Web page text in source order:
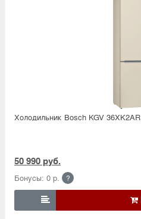
Холодильник Bosсh KGV 36XK2AR
50 990 руб.
Бонусы: 0 р. ?
